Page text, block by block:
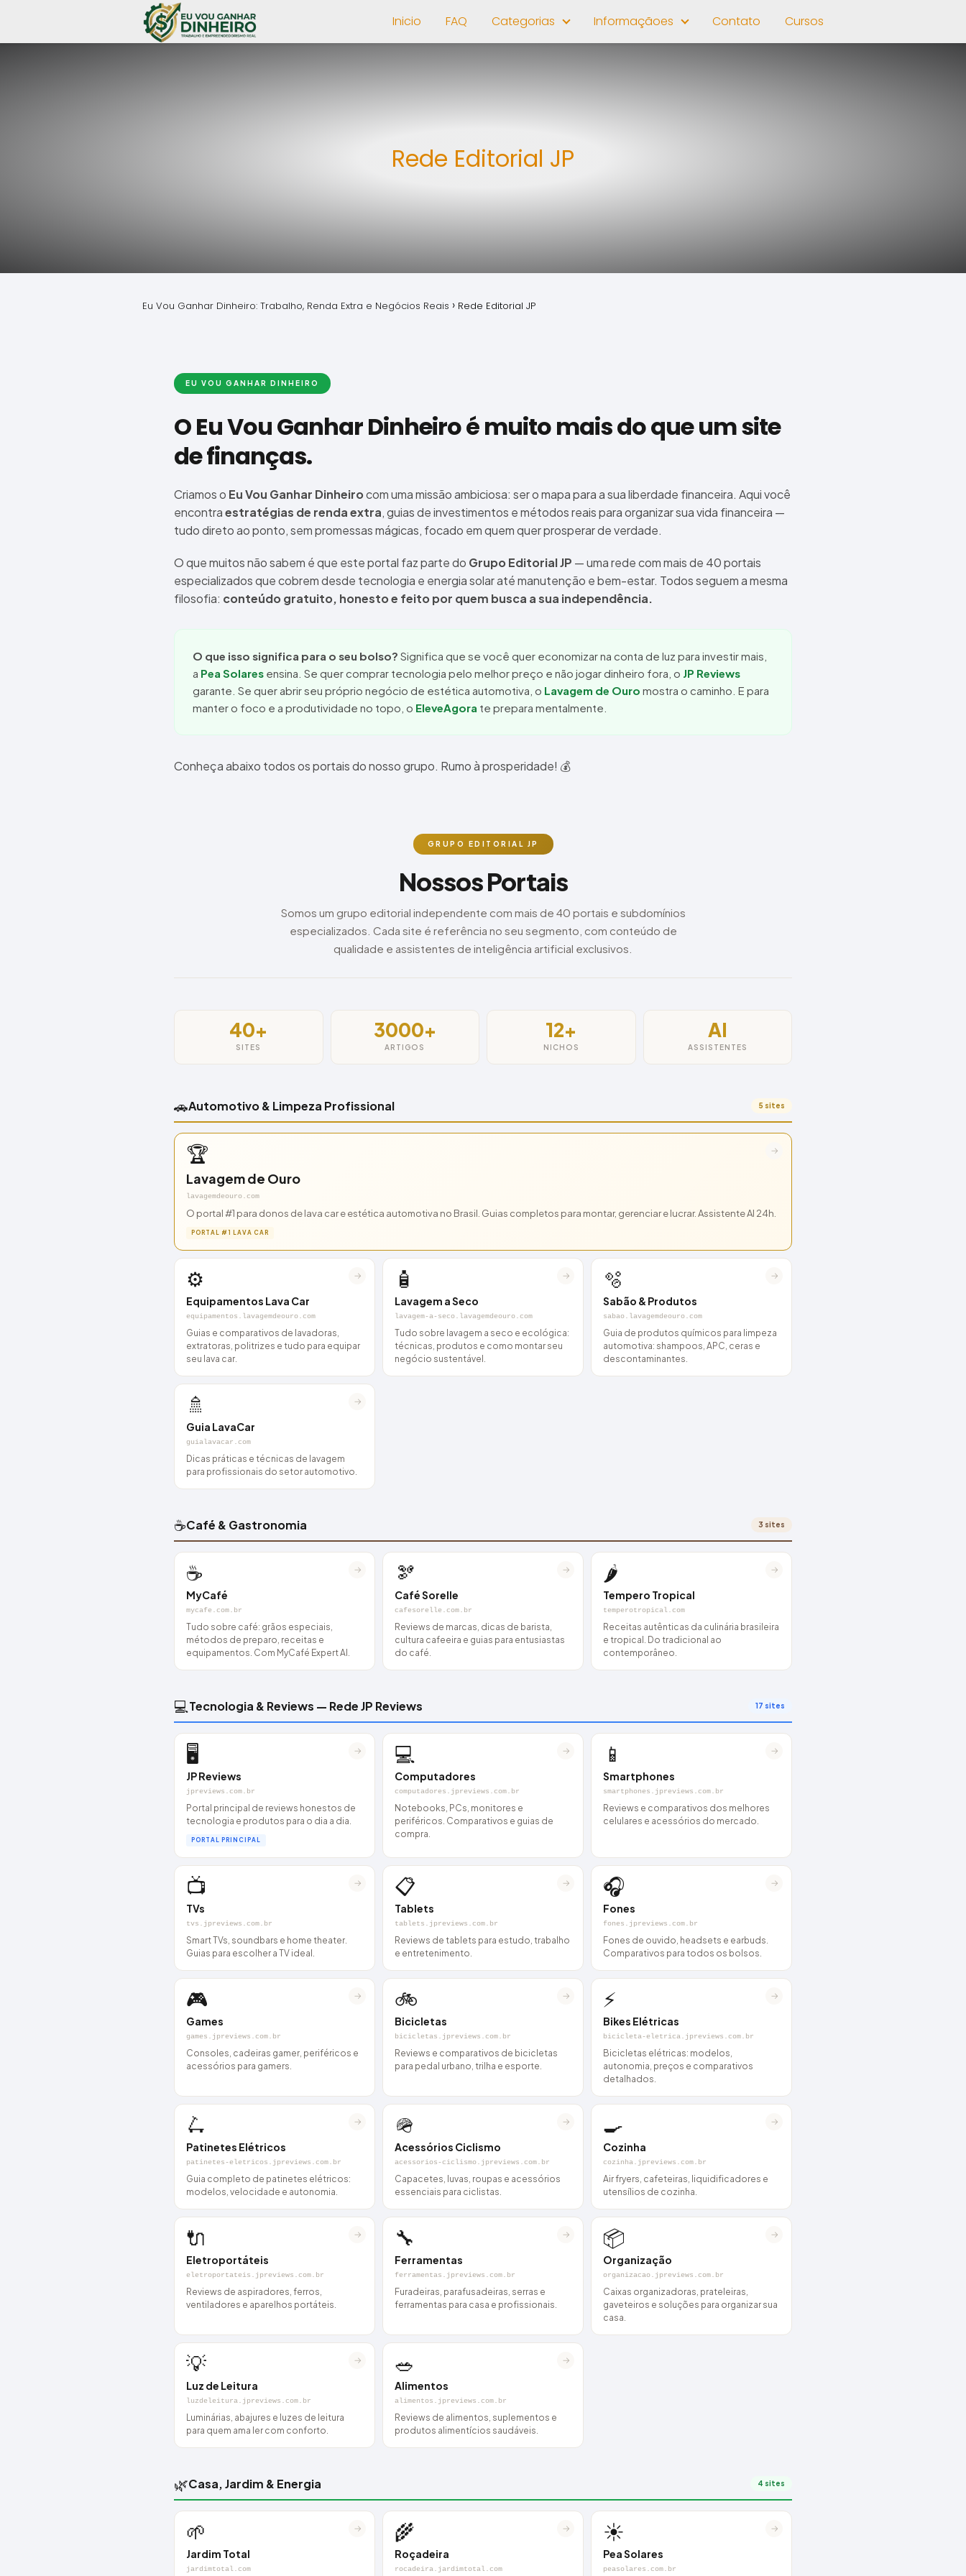
Inicio FAQ Categorias Informaçãoes Contato Cursos
Rede Editorial JP
Eu Vou Ganhar Dinheiro: Trabalho, Renda Extra e Negócios Reais Rede Editorial JP
EU VOU GANHAR DINHEIRO
O Eu Vou Ganhar Dinheiro é muito mais do que um site
de finanças.
Criamos o Eu Vou Ganhar Dinheirocom uma missão ambiciosa: ser o mapa para a sua liberdade financeira. Aqui você
encontraestratégias de renda extra, guias de investimentos e métodos reais para organizar sua vida financeira —
tudo direto ao ponto, sem promessas mágicas, focado em quem quer prosperar de verdade.
O que muitos não sabem é que este portal faz parte do Grupo Editorial JP — uma rede com mais de 40 portais
especializados que cobrem desde tecnologia e energia solar até manutenção e bem-estar. Todos seguem a mesma
filosofia: conteúdo gratuito, honesto e feito por quem busca a sua independência.
O que isso significa para o seu bolso? Significa que se você quer economizar na conta de luz para investir mais,
a Pea Solares ensina. Se quer comprar tecnologia pelo melhor preço e não jogar dinheiro fora, o JP Reviews
garante. Se quer abrir seu próprio negócio de estética automotiva, o Lavagem de Ouro mostra o caminho. E para
manter o foco e a produtividade no topo, o EleveAgora te prepara mentalmente.
Conheça abaixo todos os portais do nosso grupo. Rumo à prosperidade! 💰
GRUPO EDITORIAL JP
Nossos Portais
Somos um grupo editorial independente com mais de 40 portais e subdomínios
especializados. Cada site é referência no seu segmento, com conteúdo de
qualidade e assistentes de inteligência artificial exclusivos.
40+
SITES
3000+
ARTIGOS
12+
NICHOS
AI
ASSISTENTES
🚗Automotivo & Limpeza Profissional 5 sites
→
🏆
Lavagem de Ouro
lavagemdeouro.com
O portal #1 para donos de lava car e estética automotiva no Brasil. Guias completos para montar, gerenciar e lucrar. Assistente AI 24h.
PORTAL #1 LAVA CAR
→
⚙️
Equipamentos Lava Car
equipamentos.lavagemdeouro.com
Guias e comparativos de lavadoras,
extratoras, politrizes e tudo para equipar
seu lava car.
→
🧴
Lavagem a Seco
lavagem-a-seco.lavagemdeouro.com
Tudo sobre lavagem a seco e ecológica:
técnicas, produtos e como montar seu
negócio sustentável.
→
🫧
Sabão & Produtos
sabao.lavagemdeouro.com
Guia de produtos químicos para limpeza
automotiva: shampoos, APC, ceras e
descontaminantes.
→
🚿
Guia LavaCar
guialavacar.com
Dicas práticas e técnicas de lavagem
para profissionais do setor automotivo.
☕Café & Gastronomia 3 sites
→
☕
MyCafé
mycafe.com.br
Tudo sobre café: grãos especiais,
métodos de preparo, receitas e
equipamentos. Com MyCafé Expert AI.
→
🫘
Café Sorelle
cafesorelle.com.br
Reviews de marcas, dicas de barista,
cultura cafeeira e guias para entusiastas
do café.
→
🌶️
Tempero Tropical
temperotropical.com
Receitas autênticas da culinária brasileira
e tropical. Do tradicional ao
contemporâneo.
💻 Tecnologia & Reviews — Rede JP Reviews 17 sites
→
🖥️
JP Reviews
jpreviews.com.br
Portal principal de reviews honestos de
tecnologia e produtos para o dia a dia.
PORTAL PRINCIPAL
→
💻
Computadores
computadores.jpreviews.com.br
Notebooks, PCs, monitores e
periféricos. Comparativos e guias de
compra.
→
📱
Smartphones
smartphones.jpreviews.com.br
Reviews e comparativos dos melhores
celulares e acessórios do mercado.
→
📺
TVs
tvs.jpreviews.com.br
Smart TVs, soundbars e home theater.
Guias para escolher a TV ideal.
→
📋
Tablets
tablets.jpreviews.com.br
Reviews de tablets para estudo, trabalho
e entretenimento.
→
🎧
Fones
fones.jpreviews.com.br
Fones de ouvido, headsets e earbuds.
Comparativos para todos os bolsos.
→
🎮
Games
games.jpreviews.com.br
Consoles, cadeiras gamer, periféricos e
acessórios para gamers.
→
🚲
Bicicletas
bicicletas.jpreviews.com.br
Reviews e comparativos de bicicletas
para pedal urbano, trilha e esporte.
→
⚡
Bikes Elétricas
bicicleta-eletrica.jpreviews.com.br
Bicicletas elétricas: modelos,
autonomia, preços e comparativos
detalhados.
→
🛴
Patinetes Elétricos
patinetes-eletricos.jpreviews.com.br
Guia completo de patinetes elétricos:
modelos, velocidade e autonomia.
→
🪖
Acessórios Ciclismo
acessorios-ciclismo.jpreviews.com.br
Capacetes, luvas, roupas e acessórios
essenciais para ciclistas.
→
🍳
Cozinha
cozinha.jpreviews.com.br
Air fryers, cafeteiras, liquidificadores e
utensílios de cozinha.
→
🔌
Eletroportáteis
eletroportateis.jpreviews.com.br
Reviews de aspiradores, ferros,
ventiladores e aparelhos portáteis.
→
🔧
Ferramentas
ferramentas.jpreviews.com.br
Furadeiras, parafusadeiras, serras e
ferramentas para casa e profissionais.
→
📦
Organização
organizacao.jpreviews.com.br
Caixas organizadoras, prateleiras,
gaveteiros e soluções para organizar sua
casa.
→
💡
Luz de Leitura
luzdeleitura.jpreviews.com.br
Luminárias, abajures e luzes de leitura
para quem ama ler com conforto.
→
🥗
Alimentos
alimentos.jpreviews.com.br
Reviews de alimentos, suplementos e
produtos alimentícios saudáveis.
🌿Casa, Jardim & Energia 4 sites
→
🌱
Jardim Total
jardimtotal.com
→
🌾
Roçadeira
rocadeira.jardimtotal.com
→
☀️
Pea Solares
peasolares.com.br